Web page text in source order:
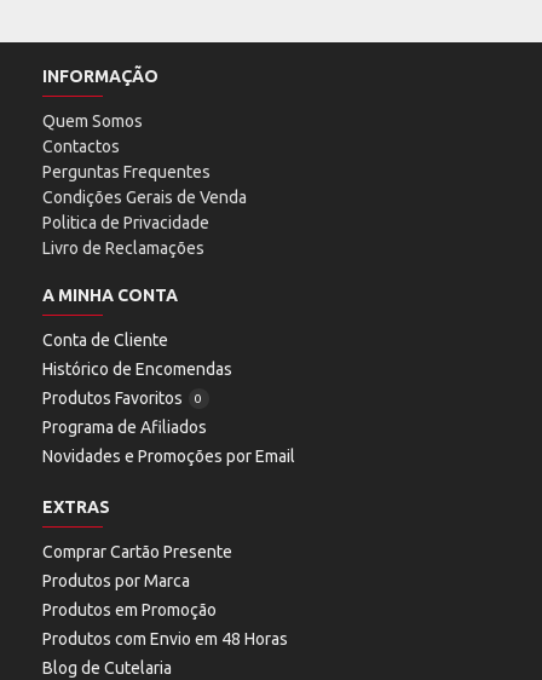
INFORMAÇÃO
Quem Somos
Contactos
Perguntas Frequentes
Condições Gerais de Venda
Politica de Privacidade
Livro de Reclamações
A MINHA CONTA
Conta de Cliente
Histórico de Encomendas
Produtos Favoritos
0
Programa de Afiliados
Novidades e Promoções por Email
EXTRAS
Comprar Cartão Presente
Produtos por Marca
Produtos em Promoção
Produtos com Envio em 48 Horas
Blog de Cutelaria